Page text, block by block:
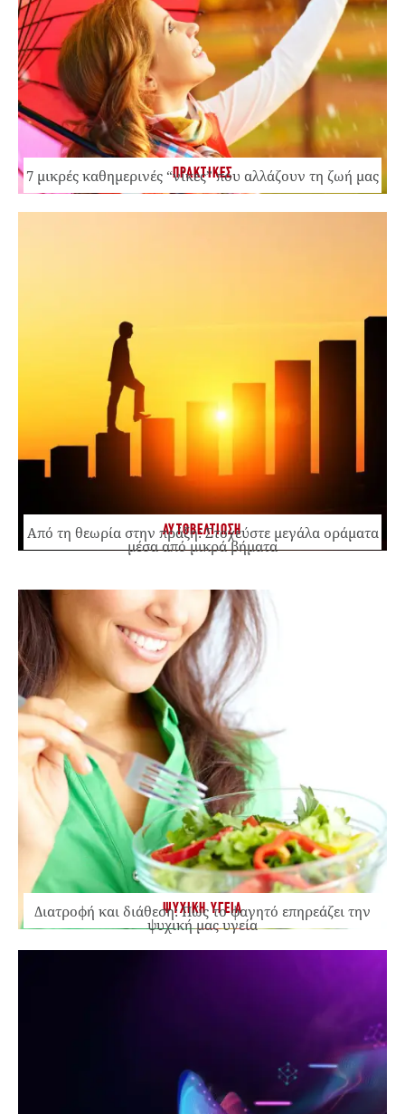
ΠΡΑΚΤΙΚΕΣ
7 μικρές καθημερινές “νίκες” που αλλάζουν τη ζωή μας
ΑΥΤΟΒΕΛΤΙΩΣΗ
Από τη θεωρία στην πράξη: Στοχεύστε μεγάλα οράματα
μέσα από μικρά βήματα
ΨΥΧΙΚΗ ΥΓΕΙΑ
Διατροφή και διάθεση: Πώς το φαγητό επηρεάζει την
ψυχική μας υγεία